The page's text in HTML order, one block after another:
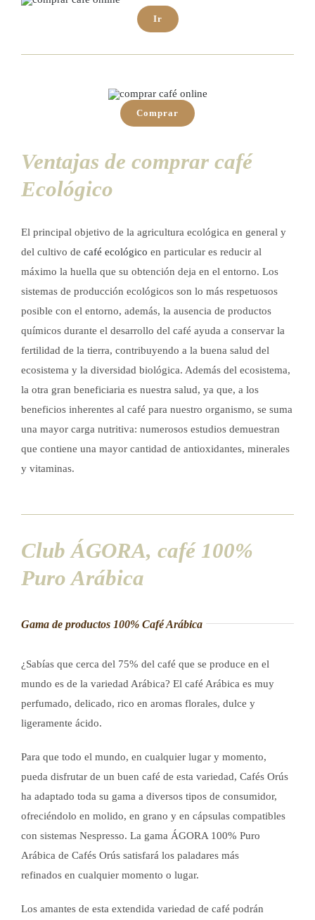
Ir
Comprar
Ventajas de comprar café
Ecológico
El principal objetivo de la agricultura ecológica en general y
del cultivo de café ecológico en particular es reducir al
máximo la huella que su obtención deja en el entorno. Los
sistemas de producción ecológicos son lo más respetuosos
posible con el entorno, además, la ausencia de productos
químicos durante el desarrollo del café ayuda a conservar la
fertilidad de la tierra, contribuyendo a la buena salud del
ecosistema y la diversidad biológica. Además del ecosistema,
la otra gran beneficiaria es nuestra salud, ya que, a los
beneficios inherentes al café para nuestro organismo, se suma
una mayor carga nutritiva: numerosos estudios demuestran
que contiene una mayor cantidad de antioxidantes, minerales
y vitaminas.
Club ÁGORA, café 100%
Puro Arábica
Gama de productos 100% Café Arábica
¿Sabías que cerca del 75% del café que se produce en el
mundo es de la variedad Arábica? El café Arábica es muy
perfumado, delicado, rico en aromas florales, dulce y
ligeramente ácido.
Para que todo el mundo, en cualquier lugar y momento,
pueda disfrutar de un buen café de esta variedad, Cafés Orús
ha adaptado toda su gama a diversos tipos de consumidor,
ofreciéndolo en molido, en grano y en cápsulas compatibles
con sistemas Nespresso. La gama ÁGORA 100% Puro
Arábica de Cafés Orús satisfará los paladares más
refinados en cualquier momento o lugar.
Los amantes de esta extendida variedad de café podrán